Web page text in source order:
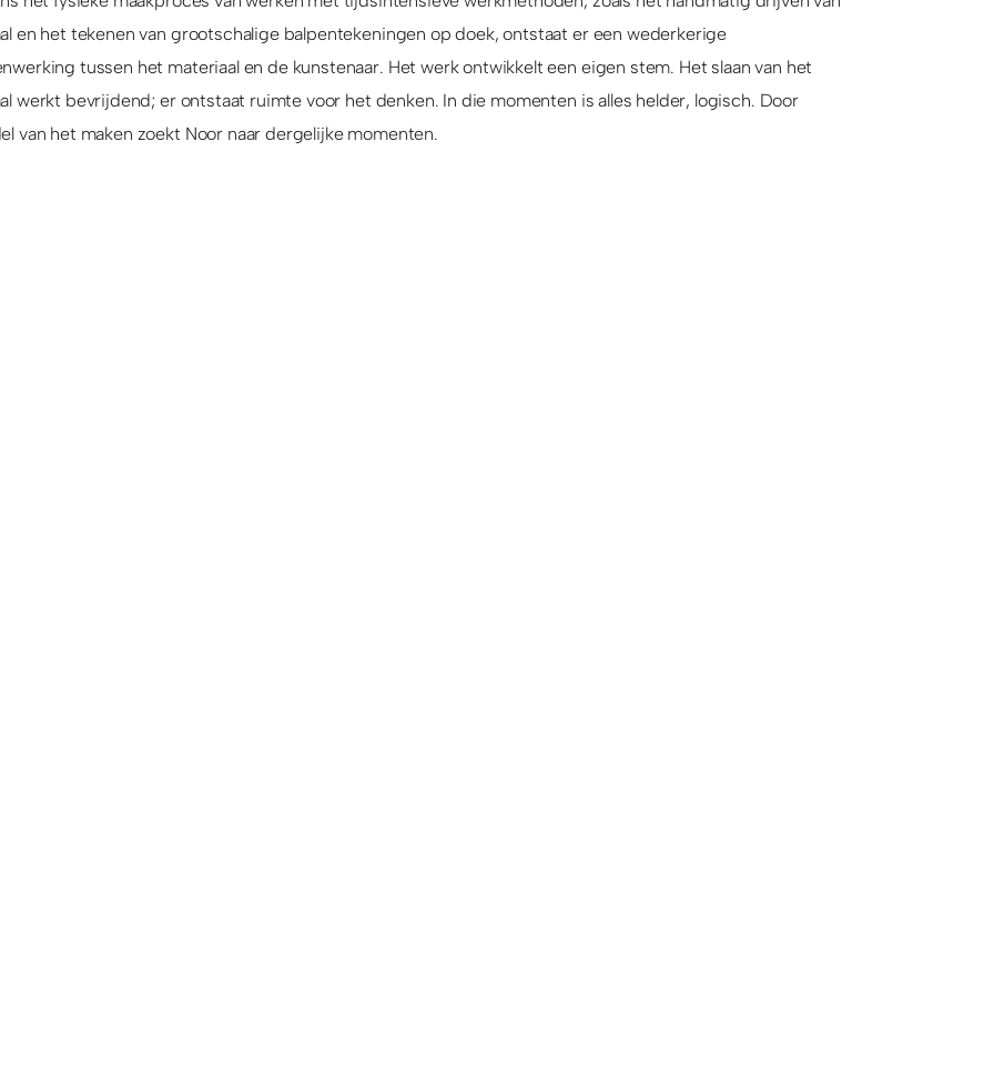
en het tekenen van grootschalige balpentekeningen op doek, ontstaat er een wederkerige
tussen het materiaal en de kunstenaar. Het werk ontwikkelt een eigen stem. Het slaan van het
werkt bevrijdend; er ontstaat ruimte voor het denken. In die momenten is alles helder, logisch. Door
van het maken zoekt Noor naar dergelijke momenten.